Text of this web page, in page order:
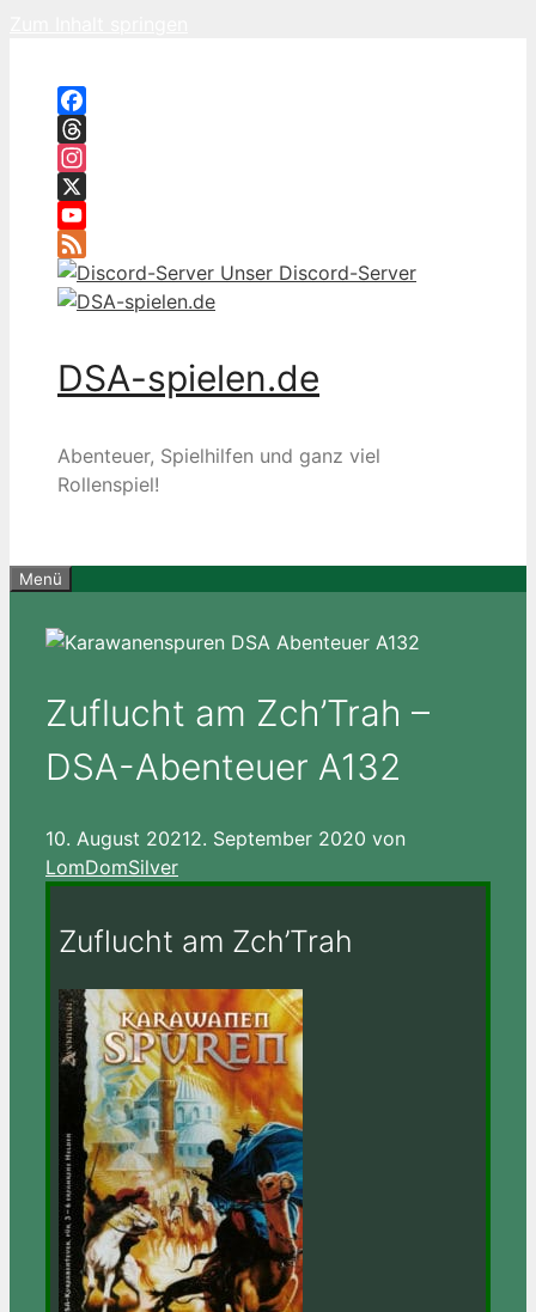
Facebook
Threads
Instagram
X
YouTube
Feed
Unser Discord-Server
DSA-spielen.de
Abenteuer, Spielhilfen und ganz viel
Rollenspiel!
Menü
Zuflucht am Zch’Trah –
DSA-Abenteuer A132
10. August 20212. September 2020 von
LomDomSilver
Zuflucht am Zch’Trah